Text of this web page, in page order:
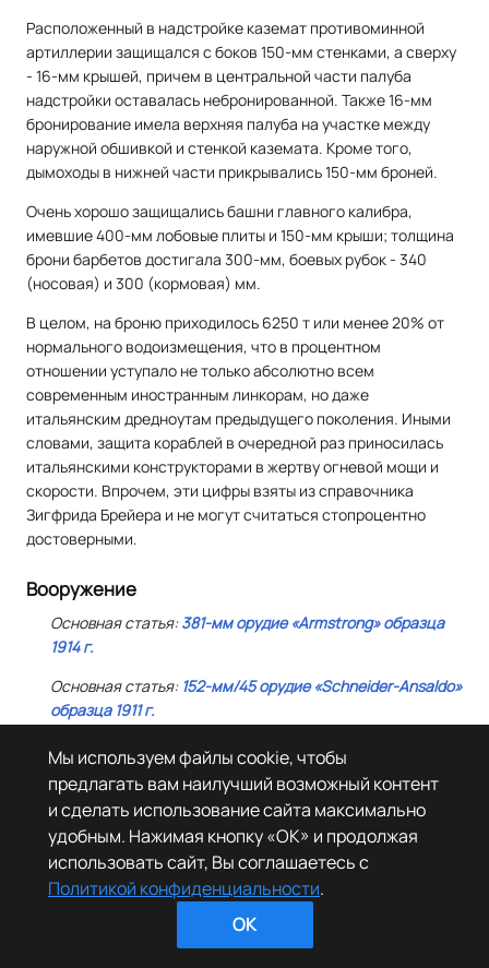
Расположенный в надстройке каземат противоминной
артиллерии защищался с боков 150-мм стенками, а сверху
- 16-мм крышей, причем в центральной части палуба
надстройки оставалась небронированной. Также 16-мм
бронирование имела верхняя палуба на участке между
наружной обшивкой и стенкой каземата. Кроме того,
дымоходы в нижней части прикрывались 150-мм броней.
Очень хорошо защищались башни главного калибра,
имевшие 400-мм лобовые плиты и 150-мм крыши; толщина
брони барбетов достигала 300-мм, боевых рубок - 340
(носовая) и 300 (кормовая) мм.
В целом, на броню приходилось 6250 т или менее 20% от
нормального водоизмещения, что в процентном
отношении уступало не только абсолютно всем
современным иностранным линкорам, но даже
итальянским дредноутам предыдущего поколения. Иными
словами, защита кораблей в очередной раз приносилась
итальянскими конструкторами в жертву огневой мощи и
скорости. Впрочем, эти цифры взяты из справочника
Зигфрида Брейера и не могут считаться стопроцентно
достоверными.
Вооружение
Основная статья:381-мм орудие «Armstrong» образца
1914 г.
Основная статья: 152-мм/45 орудие «Schneider-Ansaldo»
образца 1911 г.
Основная статья:40-мм/39 автомат «Vickers-Terni»
модели 1915 г.
Основная статья:Торпеды Италии
Мы используем файлы cookie, чтобы
предлагать вам наилучший возможный контент
и сделать использование сайта максимально
удобным. Нажимая кнопку «OK» и продолжая
использовать сайт, Вы соглашаетесь с
Политикой конфиденциальности.
OK